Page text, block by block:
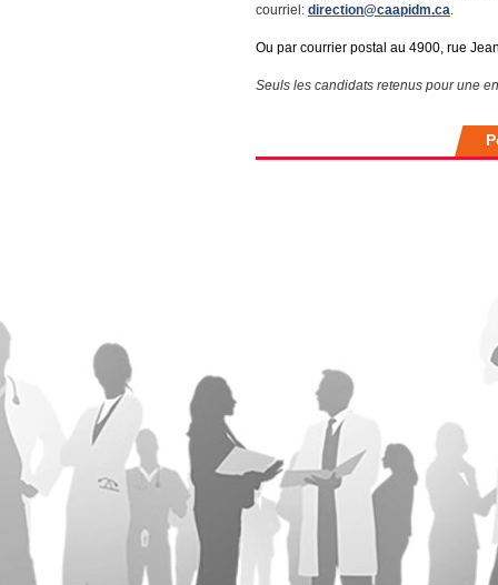
courriel: direction@caapidm.ca.
Ou par courrier postal au 4900, rue
Seuls les candidats retenus pour une